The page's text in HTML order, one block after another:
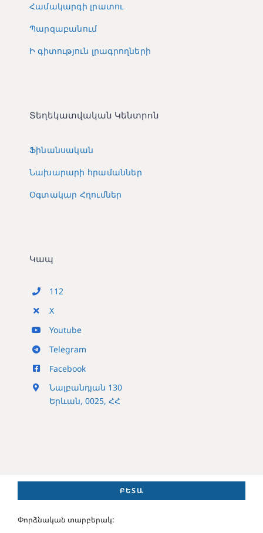
Համակարգի լրատու
Պարզաբանում
Ի գիտություն լրագրողների
Տեղեկատվական Կենտրոն
Ֆինանսական
Նախարարի հրամաններ
Օգտակար Հղումներ
Կապ
112
X
Youtube
Telegram
Facebook
Նալբանդյան 130
Երևան, 0025, ՀՀ
ԲԵՏԱ
Փորձնական տարբերակ: